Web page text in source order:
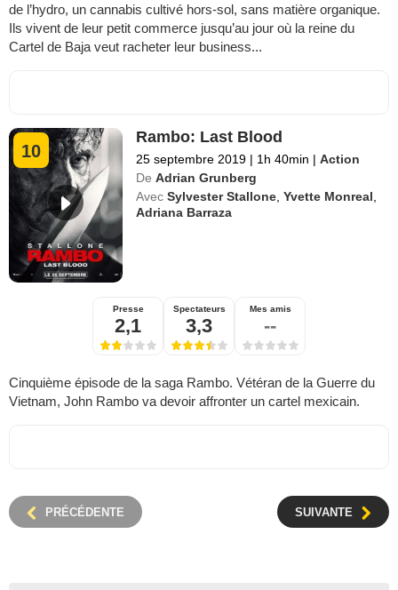
de l’hydro, un cannabis cultivé hors-sol, sans matière organique.
Ils vivent de leur petit commerce jusqu’au jour où la reine du
Cartel de Baja veut racheter leur business...
10
Rambo: Last Blood
25 septembre 2019 | 1h 40min | Action
De Adrian Grunberg
Avec Sylvester Stallone,Yvette Monreal,
Adriana Barraza
Presse
2,1
Spectateurs
3,3
Mes amis
--
Cinquième épisode de la saga Rambo. Vétéran de la Guerre du
Vietnam, John Rambo va devoir affronter un cartel mexicain.
PRÉCÉDENTE SUIVANTE